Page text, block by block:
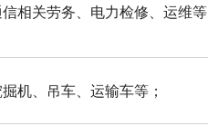
相关劳务、电力检修、运维等
机、吊车、运输车等；